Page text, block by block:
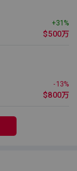
+31%
$500万
-13%
$800万